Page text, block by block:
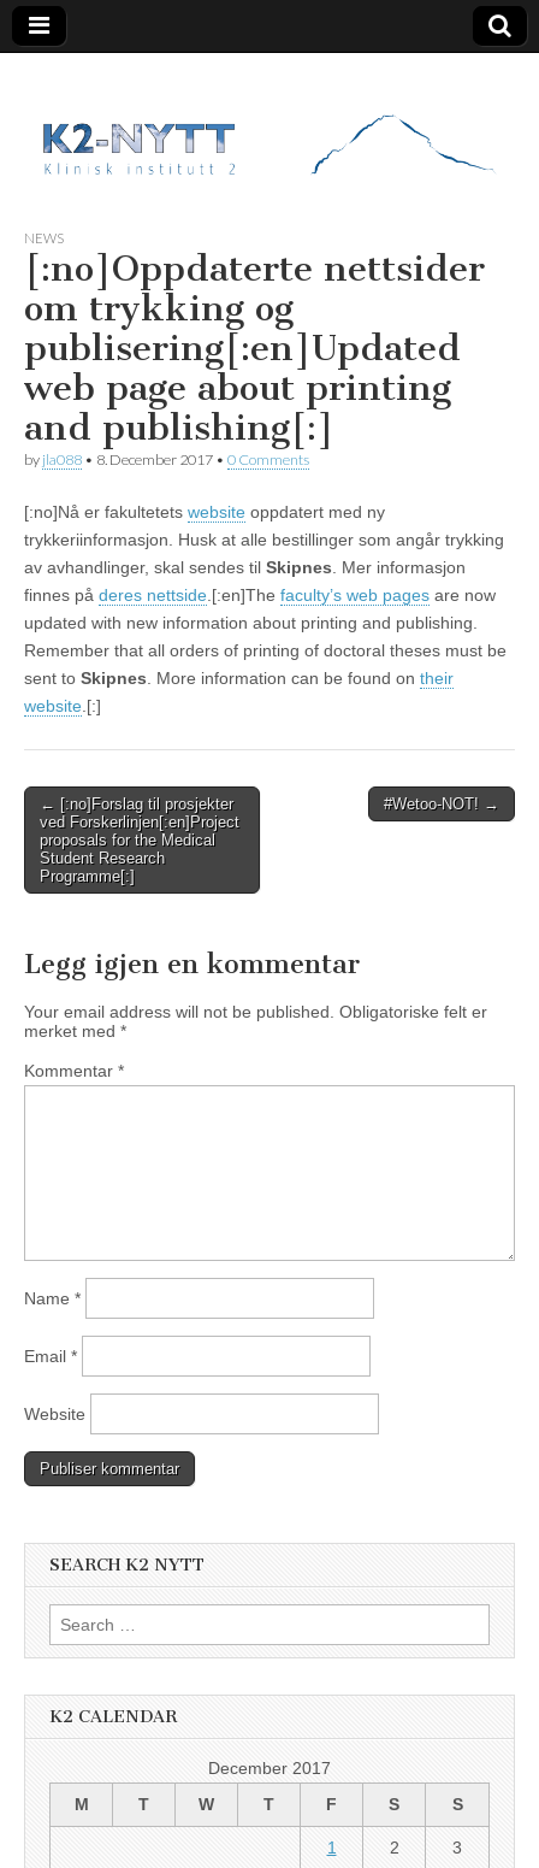
K2 Nytt
NEWS
[:no]Oppdaterte nettsider
om trykking og
publisering[:en]Updated
web page about printing
and publishing[:]
by jla088 • 8. December 2017 • 0 Comments
[:no]Nå er fakultetets website oppdatert med ny
trykkeriinformasjon. Husk at alle bestillinger som angår trykking
av avhandlinger, skal sendes til Skipnes. Mer informasjon
finnes på deres nettside.[:en]The faculty’s web pages are now
updated with new information about printing and publishing.
Remember that all orders of printing of doctoral theses must be
sent to Skipnes. More information can be found on their
website.[:]
Post
navigation
← [:no]Forslag til prosjekter
ved Forskerlinjen[:en]Project
proposals for the Medical
Student Research
Programme[:]
#Wetoo-NOT! →
Legg igjen en kommentar
Your email address will not be published. Obligatoriske felt er
merket med *
Kommentar *
Name *
Email *
Website
SEARCH K2 NYTT
Search
for:
K2 CALENDAR
December 2017
M
T W T F S S
1 2 3